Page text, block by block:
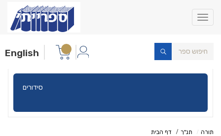
Toggle
navigation
English
סידורים
דף הבית תנ"ך תורה